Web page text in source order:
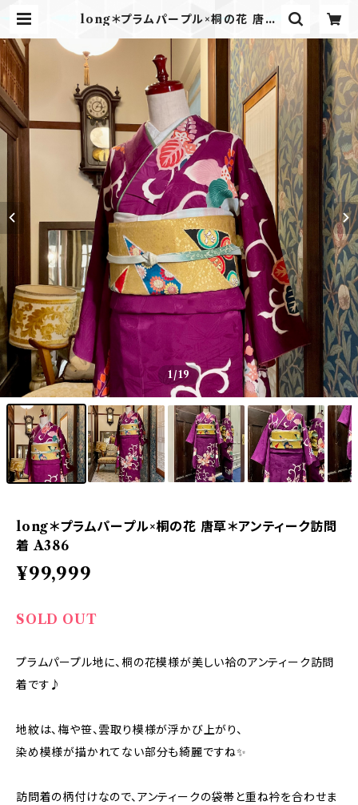
long＊プラムパープル×桐の花 唐草
no tento
1/19
long＊プラムパープル×桐の花 唐草＊アンティーク訪問
着 A386
¥99,999
SOLD OUT
プラムパープル地に、桐の花模様が美しい袷のアンティーク訪問
着です♪
地紋は、梅や笹、雲取り模様が浮かび上がり、
染め模様が描かれてない部分も綺麗ですね✨
訪問着の柄付けなので、アンティークの袋帯と重ね衿を合わせま